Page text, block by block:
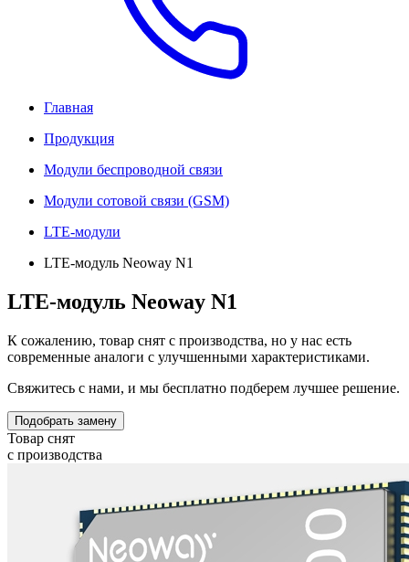
Главная
Продукция
Модули беспроводной связи
Модули сотовой связи (GSM)
LTE-модули
LTE-модуль Neoway N1
LTE-модуль Neoway N1
К сожалению, товар снят с производства, но у нас есть
современные аналоги с улучшенными характеристиками.
Свяжитесь с нами, и мы бесплатно подберем лучшее решение.
Подобрать замену
Товар снят
с производства